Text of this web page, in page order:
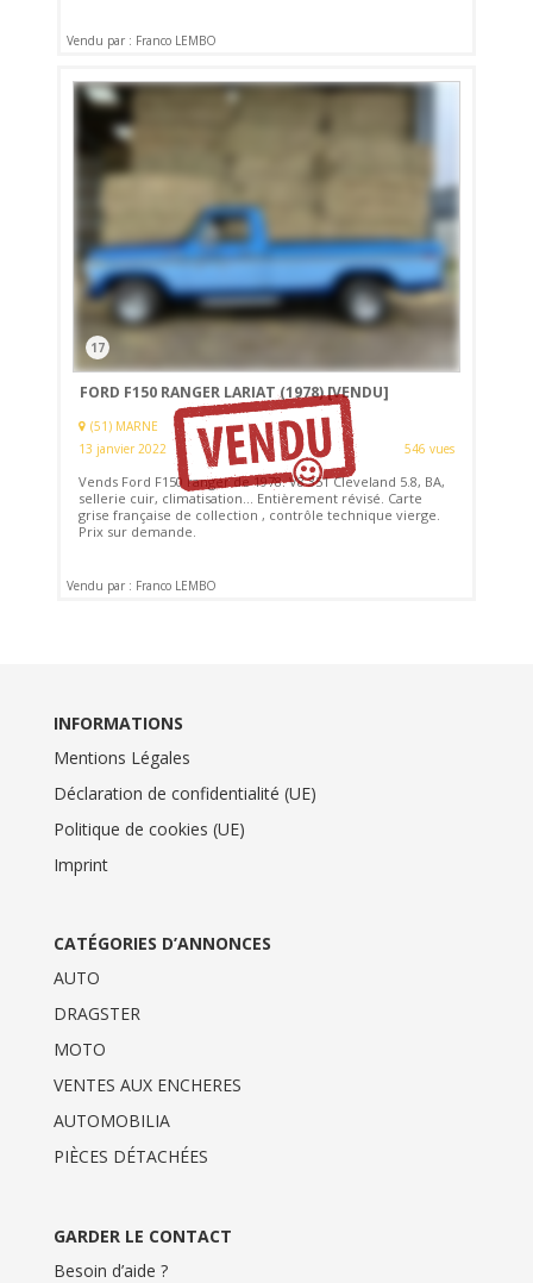
Vendu par : Franco LEMBO
17
FORD F150 RANGER LARIAT (1978)[VENDU]
(51) MARNE
13 janvier 2022
546 vues
Vends Ford F150 ranger de 1978. V8 351 Cleveland 5.8, BA,
sellerie cuir, climatisation... Entièrement révisé. Carte
grise française de collection , contrôle technique vierge.
Prix sur demande.
Vendu par : Franco LEMBO
INFORMATIONS
Mentions Légales
Déclaration de confidentialité (UE)
Politique de cookies (UE)
Imprint
CATÉGORIES D’ANNONCES
AUTO
DRAGSTER
MOTO
VENTES AUX ENCHERES
AUTOMOBILIA
PIÈCES DÉTACHÉES
GARDER LE CONTACT
Besoin d’aide ?